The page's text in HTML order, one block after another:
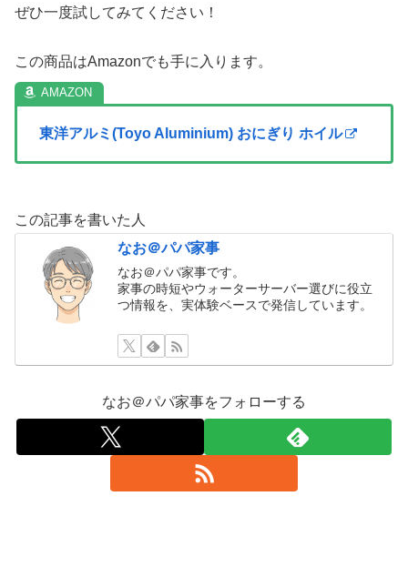
ぜひ一度試してみてください！
この商品はAmazonでも手に入ります。
東洋アルミ(Toyo Aluminium) おにぎり ホイル
この記事を書いた人
なお＠パパ家事
なお＠パパ家事です。
家事の時短やウォーターサーバー選びに役立
つ情報を、実体験ベースで発信しています。
なお＠パパ家事をフォローする